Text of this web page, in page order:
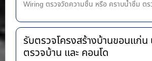
Wiring ตรวจวัดความชื้น หรือ คราบน้ำซึม ตร
รับตรวจโครงสร้างบ้านขอนแก่น
ตรวจบ้าน และ คอนโด